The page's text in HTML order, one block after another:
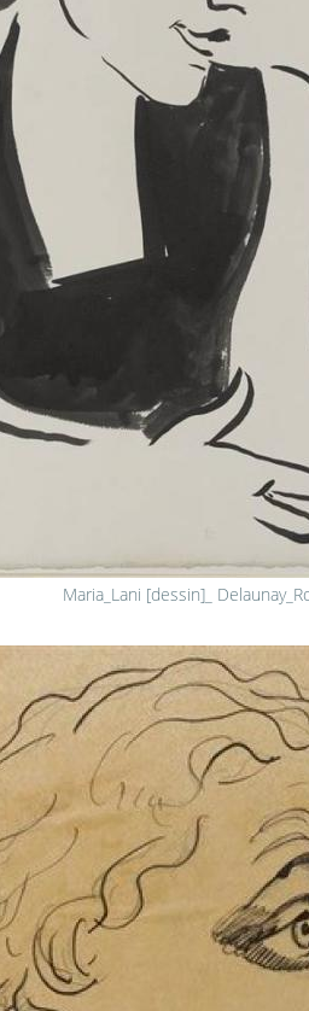
Maria_Lani [dessin]_